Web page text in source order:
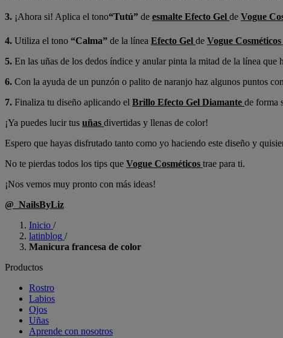
3. ¡Ahora si! Aplica el tono“Tutú” de esmalte Efecto Gel de Vogue
4. Utiliza el tono “Calma” de la línea Efecto Gel de Vogue Cosméticos
5. En las uñas de los dedos índice y anular pinta la mitad de la línea que
6. Con la ayuda de un punzón o palito de naranjo haz algunos puntos
7. Finaliza tu diseño aplicando el Brillo Efecto Gel Diamante de forma
¡Ya puedes lucir tus uñas divertidas y llenas de color!
Espero que hayas disfrutado tanto como yo haciendo este diseño y
No te pierdas todos los tips que Vogue Cosméticos trae para ti.
¡Nos vemos muy pronto con más ideas!
@_NailsByLiz
Inicio /
latinblog /
Manicura francesa de color
Productos
Rostro
Labios
Ojos
Uñas
Aprende con nosotros